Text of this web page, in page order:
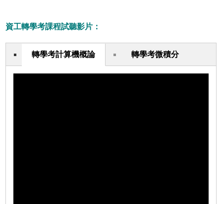
資工轉學考課程試聽影片：
轉學考計算機概論 轉學考微積分